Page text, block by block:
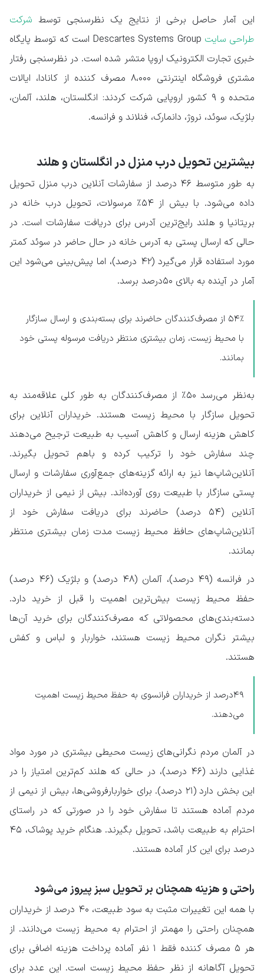
این آمار حاصل برخی از نتایج یک نظرسنجی توسط شرکت
طراحی سایت
Descartes Systems Group است که توسط پایگاه
خبری تجارت الکترونیک اروپا متشر شده است. در نظرسنجی رفتار
مشتری فروشگاه اینترنتی ۸،۰۰۰ مصرف کننده از کانادا، ایالات
متحده و ۹ کشور اروپایی شرکت کردند: انگلستان، هلند، آلمان،
بلژیک، سوئد، نروژ، دانمارک، فنلاند و فرانسه.
بیشترین تحویل درب منزل در انگلستان و هلند
به طور متوسط ۴۶ درصد از سفارشات آنلاین درب منزل تحویل
داده می‌شود. با بیش از ۵۴٪ مرسولات، تحویل درب خانه در
بریتانیا و هلند رایج‌ترین آدرس برای دریافت سفارشات است. در
حالی که ارسال پستی به آدرس خانه در حال حاضر در سوئد کمتر
مورد استفاده قرار می‌گیرد (۴۲ درصد)، اما پیش‌بینی می‌شود این
آمار در آینده به بالای ۵۰درصد برسد.
۵۴٪ از مصرف‌کنندگان حاضرند برای بسته‌بندی و ارسال سازگار
با محیط زیست، زمان بیشتری منتظر دریافت مرسوله پستی خود
بمانند.
به‌نظر می‌رسد ۵۰٪ از مصرف‌کنندگان به طور کلی علاقه‌مند به
تحویل سازگار با محیط زیست هستند. خریداران آنلاین برای
کاهش هزینه ارسال و کاهش آسیب به طبیعت ترجیح می‌دهند
چند سفارش خود را ترکیب کرده و باهم تحویل بگیرند.
آنلاین‌شاپ‌ها نیز به ارائه گزینه‌های جمع‌آوری سفارشات و ارسال
پستی سازگار با طبیعت روی آورده‌اند. بیش از نیمی از خریداران
آنلاین (۵۴ درصد) حاضرند برای دریافت سفارش خود از
آنلاین‌شاپ‌های حافظ محیط زیست مدت زمان بیشتری منتظر
بمانند.
در فرانسه (۴۹ درصد)، آلمان (۴۸ درصد) و بلژیک (۴۶ درصد)
حفظ محیط زیست بیش‌ترین اهمیت را قبل از خرید دارد.
دسته‌بندی‌های محصولاتی که مصرف‌کنندگان برای خرید آن‌ها
بیشتر نگران محیط زیست هستند، خواربار و لباس و کفش
هستند.
۴۹درصد از خریداران فرانسوی به حفظ محیط زیست اهمیت
می‌دهند.
در آلمان مردم نگرانی‌های زیست محیطی بیشتری در مورد مواد
غذایی دارند (۴۶ درصد)، در حالی که هلند کم‌ترین امتیاز را در
این بخش دارد (۲۱ درصد). برای خواربارفروشی‌ها، بیش از نیمی از
مردم آماده هستند تا سفارش خود را در صورتی که در راستای
احترام به طبیعت باشد، تحویل بگیرند. هنگام خرید پوشاک، ۴۵
درصد برای این کار آماده هستند.
راحتی و هزینه همچنان بر تحویل سبز پیروز می‌شود
با همه این تغییرات مثبت به سود طبیعت، ۴۰ درصد از خریداران
همچنان راحتی را مهمتر از احترام به محیط زیست می‌دانند. از
هر ۵ مصرف کننده فقط ۱ نفر آماده پرداخت هزینه اضافی برای
تحویل آگاهانه از نظر حفظ محیط زیست است. این عدد برای